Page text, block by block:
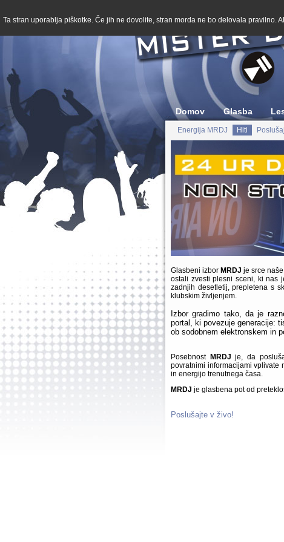
Ta stran uporablja piškotke. Če jih ne dovolite, stran morda ne bo delovala pravilno.
Domov Glasba
Energija MRDJ Hiti
Glasbeni izbor MRDJ je srce
ostali zvesti plesni sceni, ki nas
zadnjih desetletij, prepletena s
klubskim življenjem.
Izbor gradimo tako, da je
portal, ki povezuje generacije:
ob sodobnem elektronskem in
Posebnost MRDJ je, da
povratnimi informacijami vplivate
in energijo trenutnega časa.
MRDJ je glasbena pot od
Poslušajte v živo!